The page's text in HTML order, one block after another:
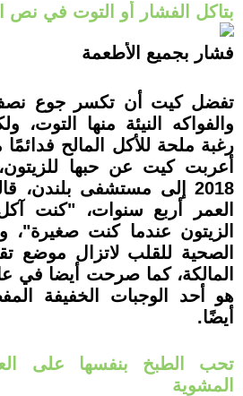
بتاكل الفشار أو التوت في نص
فشار بجميع الأطعمة
تفضل كيت أن تكسر جوع نصف
والفواكه النيئة منها التوت،
رغبة ملحة للأكل المالح فدائمًا
أعربت كيت عن حبها
2018 إلى مستشفى
العمر أربع سنوات، "كنت
الزيتون عندما كنت صغيرة"،
الصحية للقلب لاتزال موضع
هو أحد الوجبات الخفيفة
أيضًا.
تحب الطبخ بنفسها على
المشوية